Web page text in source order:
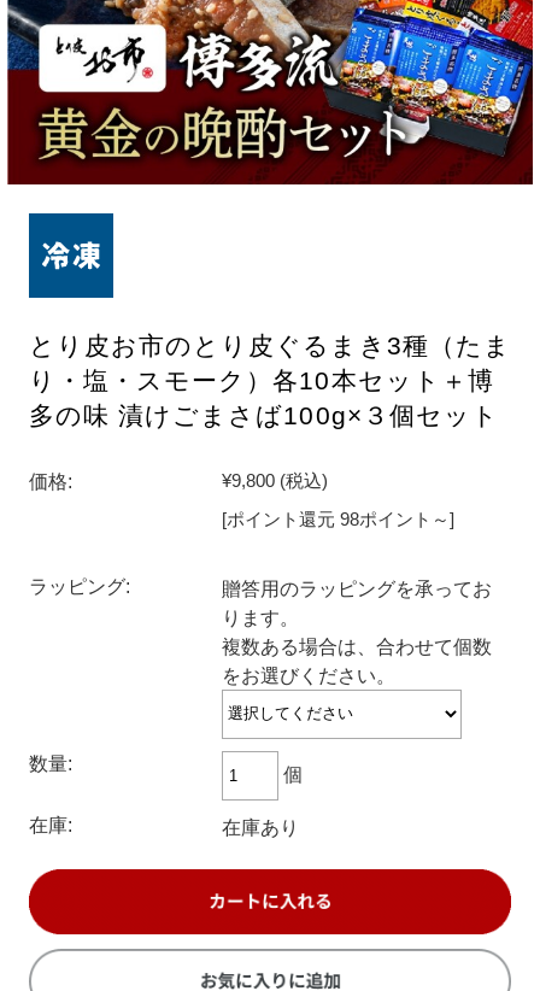
とり皮お市のとり皮ぐるまき3種（たま
り・塩・スモーク）各10本セット＋博
多の味 漬けごまさば100g×３個セット
価格: ¥9,800 (税込)
[ポイント還元 98ポイント～]
ラッピング:
贈答用のラッピングを承ってお
ります。
複数ある場合は、合わせて個数
をお選びください。
数量: 個
在庫: 在庫あり